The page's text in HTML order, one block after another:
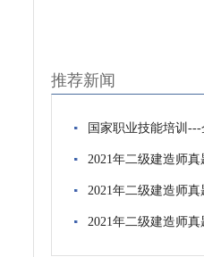
推荐新闻
国家职业技能培训---
2021年二级建造师
2021年二级建造师
2021年二级建造师